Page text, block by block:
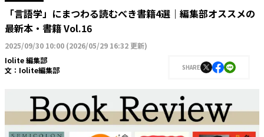
「言語学」にまつわる読むべき書籍4選｜編集部オススメの
最新本・書籍 Vol.16
2025/09/30 10:00 (2026/05/29 16:32 更新)
Iolite 編集部
文： Iolite編集部 SHARE